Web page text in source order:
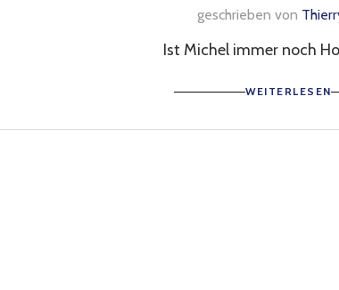
geschrieben von
Ist Michel immer noch
WEITERLESEN